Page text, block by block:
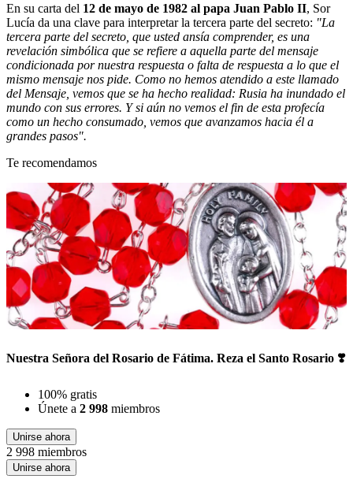
En su carta del 12 de mayo de 1982 al papa Juan Pablo II, Sor
Lucía da una clave para interpretar la tercera parte del secreto: "La
tercera parte del secreto, que usted ansía comprender, es una
revelación simbólica que se refiere a aquella parte del mensaje
condicionada por nuestra respuesta o falta de respuesta a lo que el
mismo mensaje nos pide. Como no hemos atendido a este llamado
del Mensaje, vemos que se ha hecho realidad: Rusia ha inundado el
mundo con sus errores. Y si aún no vemos el fin de esta profecía
como un hecho consumado, vemos que avanzamos hacia él a
grandes pasos".
Te recomendamos
Nuestra Señora del Rosario de Fátima. Reza el Santo Rosario ❣️
100% gratis
Únete a 2 998 miembros
Unirse ahora
2 998 miembros
Unirse ahora